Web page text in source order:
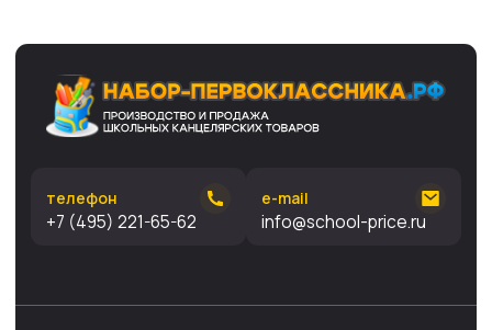
оформления запрещено и допускается лишь с разрешения
правообладателя и только со ссылкой на источник:
набор-
первоклассника.рф